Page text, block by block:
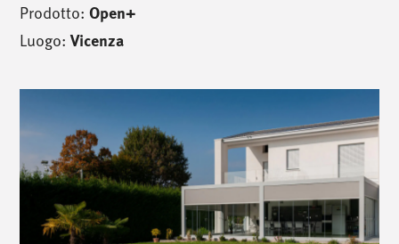
Prodotto: Open+
Luogo: Vicenza